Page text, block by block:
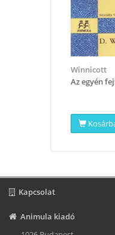
Winnicott
Az egyén
Kapcsolat
Animula kiadó